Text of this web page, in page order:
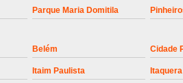
Empresa para
Empresa para Instalação de Trava
Instalação de Motor de Portão
Parque Maria Domitila
Belém Cidade
Itaim Paulista Itaquera